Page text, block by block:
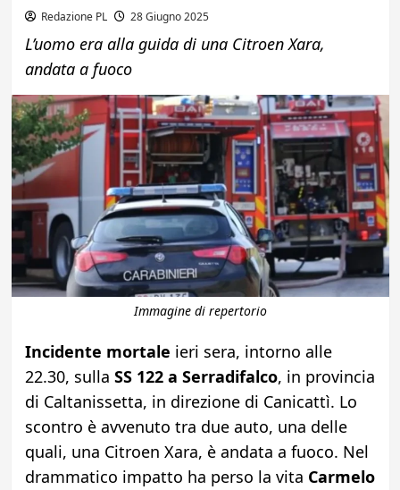
Redazione PL 28 Giugno 2025
L’uomo era alla guida di una Citroen Xara,
andata a fuoco
Immagine di repertorio
Incidente mortale ieri sera, intorno alle
22.30, sulla SS 122 a Serradifalco, in provincia
di Caltanissetta, in direzione di Canicattì. Lo
scontro è avvenuto tra due auto, una delle
quali, una Citroen Xara, è andata a fuoco. Nel
drammatico impatto ha perso la vita Carmelo